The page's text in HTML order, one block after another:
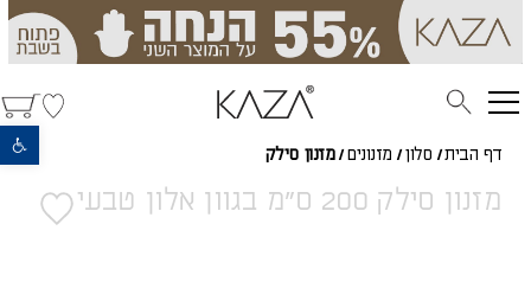
פתח סרגל נגישות
דף הבית/ סלון / מזנונים/ מזנון סילק
מזנון סילק 200 ס"מ בגוון אלון טבעי